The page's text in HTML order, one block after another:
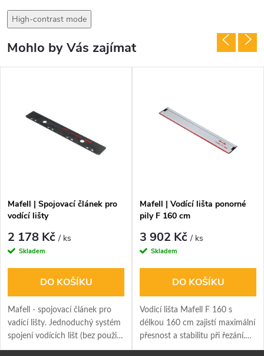
High-contrast mode
Mohlo by Vás zajímat
Mafell | Spojovací článek pro
vodící lišty
2 178 Kč/ ks
Skladem
DO KOŠÍKU
Mafell - spojovací článek pro
vadící lišty. Jednoduchý systém
spojení vodících lišt (bez použití
nářadí stačí běžná mince).
Mafell | Vodící lišta ponorné
pily F 160 cm
3 902 Kč/ ks
Skladem
DO KOŠÍKU
Vodicí lišta Mafell F 160 s
délkou 160 cm zajistí maximální
přesnost a stabilitu při řezání.
Díky promyšleným detailům a